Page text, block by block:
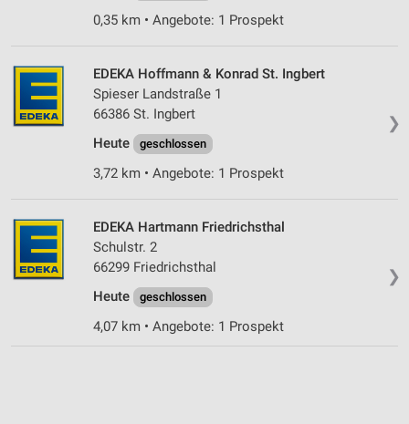
0,35 km • Angebote: 1 Prospekt
❯
EDEKA Hoffmann & Konrad St. Ingbert
Spieser Landstraße 1
66386 St. Ingbert
Heute
geschlossen
3,72 km • Angebote: 1 Prospekt
❯
EDEKA Hartmann Friedrichsthal
Schulstr. 2
66299 Friedrichsthal
Heute
geschlossen
4,07 km • Angebote: 1 Prospekt
IAB-Besonderheiten:
Geräte anhand von aktiv angeforderten
Informationen identifizieren
Nicht-IAB-Verarbeitungszwecke:
Funktional
Werbung